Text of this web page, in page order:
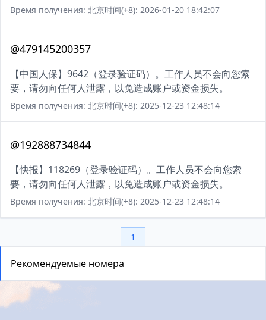
Время получения: 北京时间(+8): 2026-01-20 18:42:07
@479145200357
【中国人保】9642（登录验证码）。工作人员不会向您索
要，请勿向任何人泄露，以免造成账户或资金损失。
Время получения: 北京时间(+8): 2025-12-23 12:48:14
@192888734844
【快报】118269（登录验证码）。工作人员不会向您索
要，请勿向任何人泄露，以免造成账户或资金损失。
Время получения: 北京时间(+8): 2025-12-23 12:48:14
1
Рекомендуемые номера